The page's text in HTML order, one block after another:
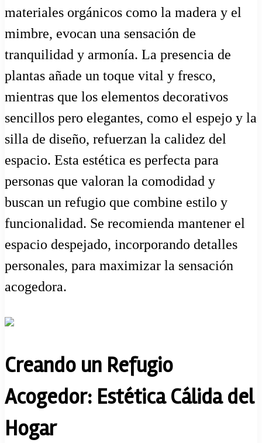
materiales orgánicos como la madera y el
mimbre, evocan una sensación de
tranquilidad y armonía. La presencia de
plantas añade un toque vital y fresco,
mientras que los elementos decorativos
sencillos pero elegantes, como el espejo y la
silla de diseño, refuerzan la calidez del
espacio. Esta estética es perfecta para
personas que valoran la comodidad y
buscan un refugio que combine estilo y
funcionalidad. Se recomienda mantener el
espacio despejado, incorporando detalles
personales, para maximizar la sensación
acogedora.
Creando un Refugio
Acogedor: Estética Cálida del
Hogar